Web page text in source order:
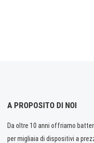
A PROPOSITO DI NOI
Da oltre 10 anni offriamo
per migliaia di dispositivi a